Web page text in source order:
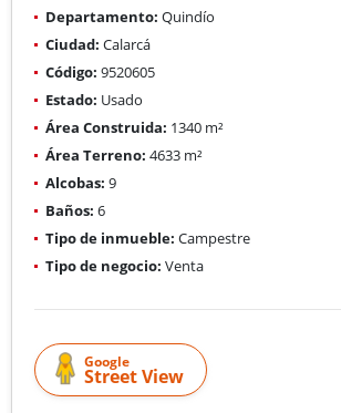
Departamento: Quindío
Ciudad: Calarcá
Código: 9520605
Estado: Usado
Área Construida: 1340 m²
Área Terreno: 4633 m²
Alcobas: 9
Baños: 6
Tipo de inmueble: Campestre
Tipo de negocio: Venta
Google
Street View